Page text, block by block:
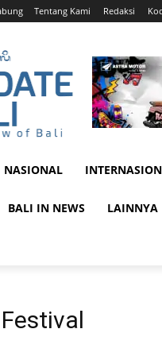
Tentang Kami Redaksi
NASIONAL
BALI IN NEWS LAINNYA